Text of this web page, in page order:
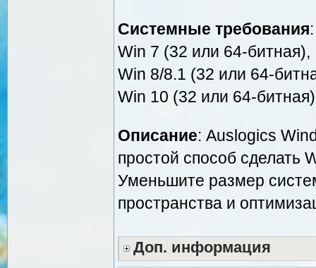
Системные требования:
Win 7 (32 или 64-битная),
Win 8/8.1 (32 или 64-
Win 10 (32 или 64-битная)
Описание: Auslogics
простой способ сделать
Уменьшите размер
пространства и
Доп. информация